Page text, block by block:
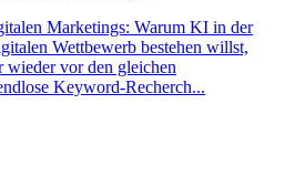
Marketings: Warum KI in der
Wettbewerb bestehen willst,
wieder vor den gleichen
Keyword-Recherch...